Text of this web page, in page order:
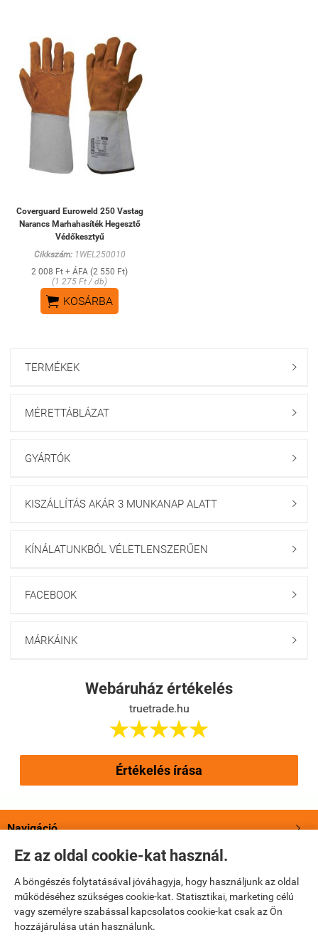
Ez az oldal cookie-kat használ.
A böngészés folytatásával jóváhagyja, hogy használjunk az oldal
működéséhez szükséges cookie-kat. Statisztikai, marketing célú
vagy személyre szabással kapcsolatos cookie-kat csak az Ön
hozzájárulása után használunk.
Coverguard Euroweld 250 Vastag
Narancs Marhahasíték Hegesztő
Védőkesztyű
Cikkszám:1WEL250010
2 008 Ft + ÁFA (2 550 Ft)
(1 275 Ft / db)
 KOSÁRBA
TERMÉKEK 
MÉRETTÁBLÁZAT 
GYÁRTÓK 
KISZÁLLÍTÁS AKÁR 3 MUNKANAP ALATT 
KÍNÁLATUNKBÓL VÉLETLENSZERŰEN 
FACEBOOK 
MÁRKÁINK 
Webáruház értékelés
truetrade.hu

Értékelés írása
Navigáció 
Saját fiók
Bemutatkozás